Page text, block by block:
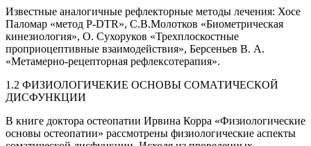
Известные аналогичные рефлекторные методы лечения: Хосе
Паломар «метод P-DTR», С.В.Молотков «Биометрическая
кинезиология», О. Сухоруков «Трехплоскостные
проприоцептивные взаимодействия», Берсеньев В. А.
«Метамерно-рецепторная рефлексотерапия».
1.2 ФИЗИОЛОГИЧЕКИЕ ОСНОВЫ СОМАТИЧЕСКОЙ
ДИСФУНКЦИИ
В книге доктора остеопатии Ирвина Корра «Физиологические
основы остеопатии» рассмотрены физиологические аспекты